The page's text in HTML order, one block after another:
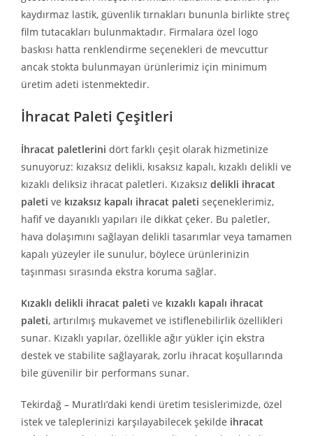
kaydırmaz lastik, güvenlik tırnakları bununla birlikte streç
film tutacakları bulunmaktadır. Firmalara özel logo
baskısı hatta renklendirme seçenekleri de mevcuttur
ancak stokta bulunmayan ürünlerimiz için minimum
üretim adeti istenmektedir.
İhracat Paleti Çeşitleri
İhracat paletlerini dört farklı çeşit olarak hizmetinize
sunuyoruz: kızaksız delikli, kısaksız kapalı, kızaklı delikli ve
kızaklı deliksiz ihracat paletleri. Kızaksız delikli ihracat
paleti ve kızaksız kapalı ihracat paleti seçeneklerimiz,
hafif ve dayanıklı yapıları ile dikkat çeker. Bu paletler,
hava dolaşımını sağlayan delikli tasarımlar veya tamamen
kapalı yüzeyler ile sunulur, böylece ürünlerinizin
taşınması sırasında ekstra koruma sağlar.
Kızaklı delikli ihracat paleti ve kızaklı kapalı ihracat
paleti, artırılmış mukavemet ve istiflenebilirlik özellikleri
sunar. Kızaklı yapılar, özellikle ağır yükler için ekstra
destek ve stabilite sağlayarak, zorlu ihracat koşullarında
bile güvenilir bir performans sunar.
Tekirdağ – Muratlı’daki kendi üretim tesislerimizde, özel
istek ve taleplerinizi karşılayabilecek şekilde ihracat